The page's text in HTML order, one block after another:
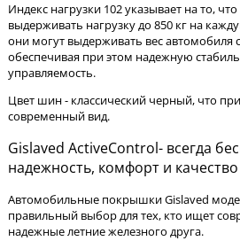
Индекс нагрузки 102 указывает на то,
выдерживать нагрузку до 850 кг на
они могут выдерживать вес автомобиля
обеспечивая при этом надежную
управляемость.
Цвет шин - классический черный, что
современный вид.
Gislaved ActiveControl- всегда
надежность, комфорт и качество
Автомобильные покрышки Gislaved
правильный выбор для тех, кто ищет
надежные летние железного друга.